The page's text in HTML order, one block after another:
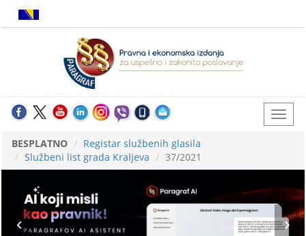
BESPLATNO
Registar službenih glasila
Službeni list grada Kraljeva
37/2021